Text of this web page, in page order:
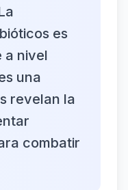
es
a nivel
una
revelan la
combatir